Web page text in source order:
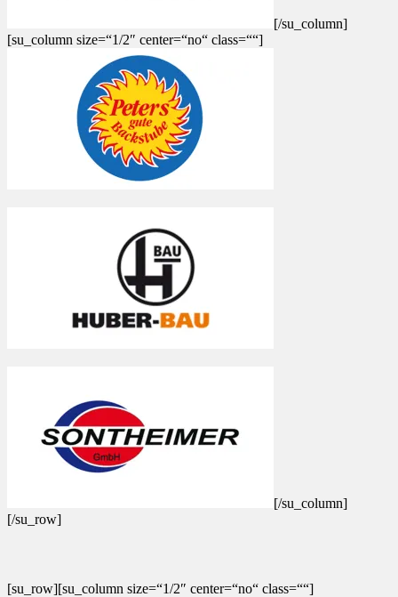
[/su_column]
[su_column size=“1/2″ center=“no“ class=““]
[/su_column]
[/su_row]
[su_row][su_column size=“1/2″ center=“no“ class=““]